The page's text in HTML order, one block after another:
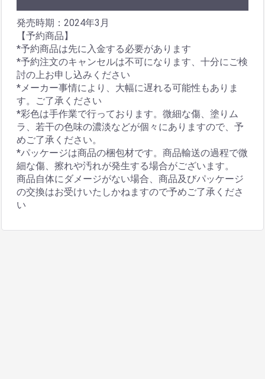
発売時期：2024年3月
【予約商品】
*予約商品は先に入金する必要があります
*予約注文のキャンセルは不可になります、十分にご検
討の上お申し込みください
*メーカー事情により、大幅に遅れる可能性もありま
す。ご了承ください
*彩色は手作業で行っております。微細な傷、塗りム
ラ、若干の色味の濃淡などが個々にありますので、予
めご了承ください。
*パッケージは商品の梱包材です。商品輸送の過程で微
細な傷、擦れや汚れが発生する場合がございます。
商品自体にダメージがない場合、商品及びパッケージ
の交換はお受けいたしかねますので予めご了承くださ
い